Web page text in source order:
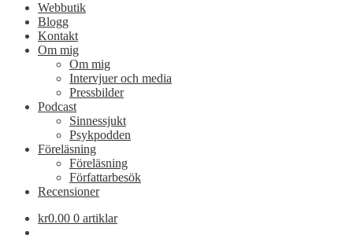
Webbutik
Blogg
Kontakt
Om mig
Om mig
Intervjuer och media
Pressbilder
Podcast
Sinnessjukt
Psykpodden
Föreläsning
Föreläsning
Författarbesök
Recensioner
kr0.00 0 artiklar